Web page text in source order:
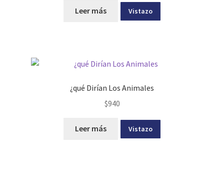
Leer más Vistazo
¿qué Dirían Los Animales
$940
Leer más Vistazo